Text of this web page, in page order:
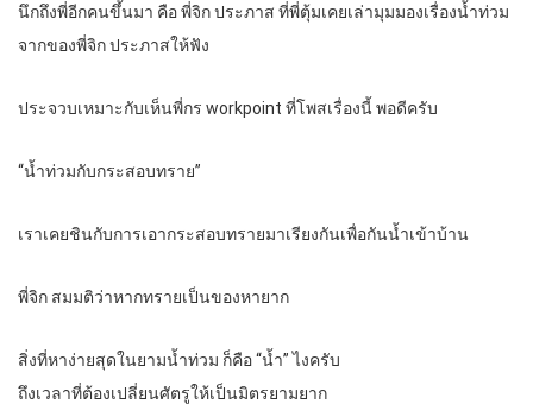
นึกถึงพี่อีกคนขึ้นมา คือ พี่จิก ประภาส ที่พี่ตุ้มเคยเล่ามุมมองเรื่องน้ำท่วม
จากของพี่จิก ประภาสให้ฟัง
ประจวบเหมาะกับเห็นพี่กร workpoint ที่โพสเรื่องนี้ พอดีครับ
“น้ำท่วมกับกระสอบทราย”
เราเคยชินกับการเอากระสอบทรายมาเรียงกันเพื่อกันน้ำเข้าบ้าน
พี่จิก สมมติว่าหากทรายเป็นของหายาก
สิ่งที่หาง่ายสุดในยามน้ำท่วม ก็คือ “น้ำ” ไงครับ
ถึงเวลาที่ต้องเปลี่ยนศัตรูให้เป็นมิตรยามยาก